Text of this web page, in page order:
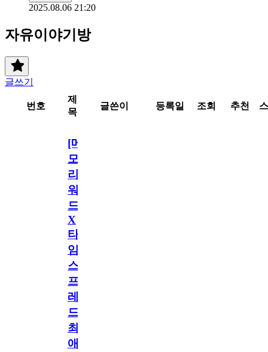
2025.08.06 21:20
자유이야기방
글쓰기
번호
제
목
글쓴이 등록일 조회 추천
[메
모
리
워
드
X
타
임
스
프
레
드]
최
애